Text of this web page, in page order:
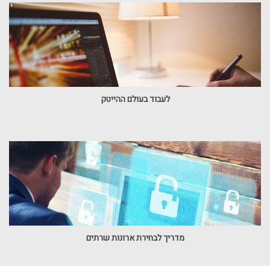
לעבוד בעולם ההייטק
מדריך לבחירת ארונות שרתים